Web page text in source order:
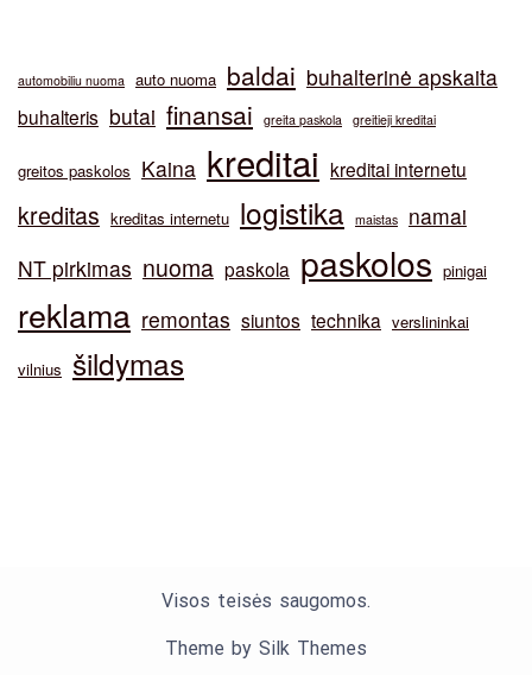
automobiliu nuoma auto nuoma baldai buhalterinė apskaita
buhalteris butai finansai greita paskola greitieji kreditai
greitos paskolos Kaina kreditai kreditai internetu
kreditas kreditas internetu logistika maistas
namai
NT pirkimas nuoma paskola paskolos pinigai
reklama remontas siuntos technika verslininkai
vilnius šildymas
Visos teisės saugomos.
Theme by Silk Themes